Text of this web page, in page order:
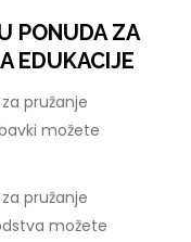
PONUDA ZA
EDUKACIJE
pružanje
možete
pružanje
možete